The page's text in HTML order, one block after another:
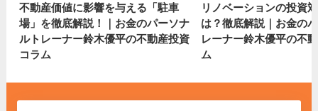
不動産価値に影響を与える「駐車
場」を徹底解説！｜お金のパーソナ
ルトレーナー鈴木優平の不動産投資
コラム
リノベーションの投資
は？徹底解説｜お金の
レーナー鈴木優平の不
ム